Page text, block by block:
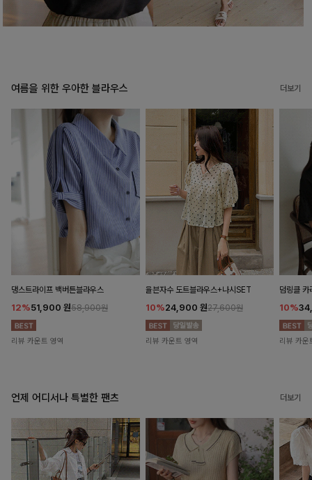
여름을 위한 우아한 블라우스 더보기
댕스트라이프 백버튼블라우스
12%51,900 원58,900원
리뷰 카운트 영역
율븐자수 도트블라우스+나시SET
10%24,900 원27,600원
리뷰 카운트 영역
덤링클 카
10%
리뷰 카운
언제 어디서나 특별한 팬츠 더보기